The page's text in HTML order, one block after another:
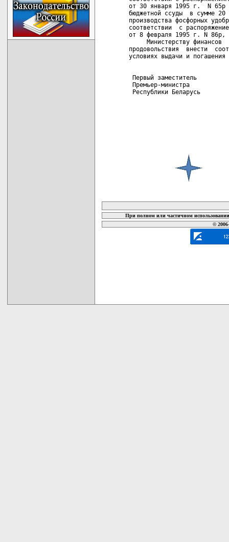
от 30 января 1995 г.  N
бюджетной ссуды  в сумме 20
производства фосфорных
соответствии  с
от 8 февраля 1995 г. N 86р,
Министерству финансов
продовольствия  внести
условиях выдачи и
Первый заместитель
Премьер-министра
Республики Беларусь
При полном или частичном
©